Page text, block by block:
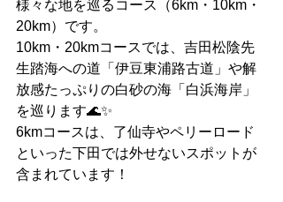
様々な地を巡るコース（6km・10km・
20km）です。
10km・20kmコースでは、吉田松陰先
生踏海への道「伊豆東浦路古道」や解
放感たっぷりの白砂の海「白浜海岸」
を巡ります🌊✨
6kmコースは、了仙寺やペリーロード
といった下田では外せないスポットが
含まれています！